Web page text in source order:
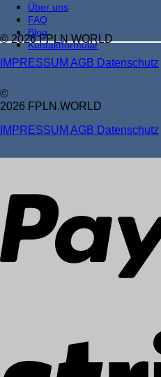
Über uns
FAQ
Blog
Kontaktformular
© 2026 FPLN WORLD
IMPRESSUM AGB Datenschutz
©
2026 FPLN.WORLD
IMPRESSUM AGB Datenschutz